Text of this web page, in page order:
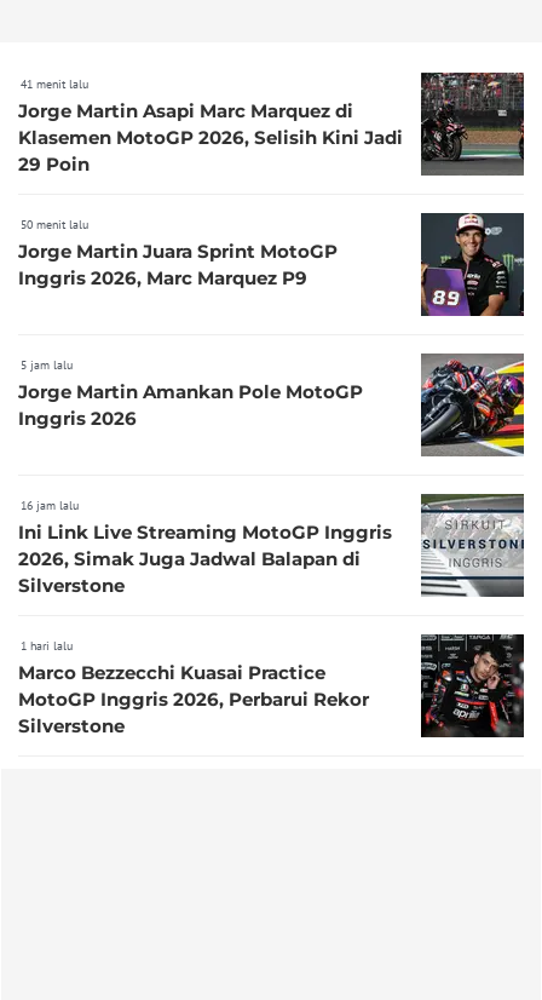
41 menit lalu
Jorge Martin Asapi Marc Marquez di
Klasemen MotoGP 2026, Selisih Kini Jadi
29 Poin
50 menit lalu
Jorge Martin Juara Sprint MotoGP
Inggris 2026, Marc Marquez P9
5 jam lalu
Jorge Martin Amankan Pole MotoGP
Inggris 2026
16 jam lalu
Ini Link Live Streaming MotoGP Inggris
2026, Simak Juga Jadwal Balapan di
Silverstone
1 hari lalu
Marco Bezzecchi Kuasai Practice
MotoGP Inggris 2026, Perbarui Rekor
Silverstone